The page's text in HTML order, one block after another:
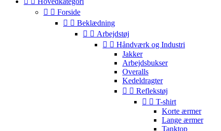
  Forside
  Beklædning
  Arbejdstøj
  Håndværk og Industri
Jakker
Arbejdsbukser
Overalls
Kedeldragter
  Reflekstøj
  T-shirt
Korte ærmer
Lange ærmer
Tanktop